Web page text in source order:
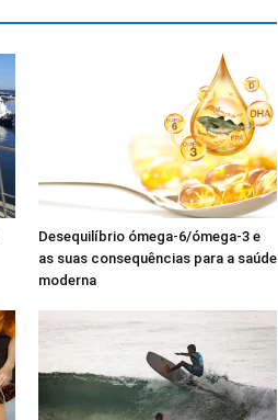
Desequilíbrio ómega-6/ómega-3 e
as suas consequências para a saúde
moderna